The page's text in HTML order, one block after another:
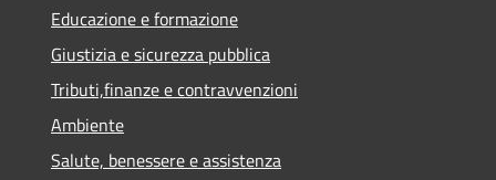
Educazione e formazione
Giustizia e sicurezza pubblica
Tributi,finanze e contravvenzioni
Ambiente
Salute, benessere e assistenza